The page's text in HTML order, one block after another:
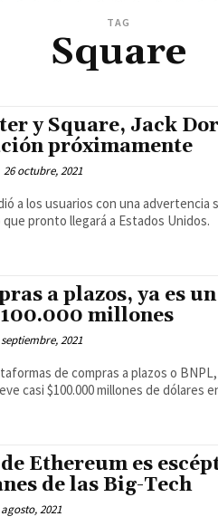
TAG
Square
y Square, Jack
próximamente
26 octubre, 2021
a los usuarios con una advertencia
pronto llegará a Estados Unidos.
a plazos, ya es un
millones
2021
de compras a plazos o
casi $100.000 millones de dólares
Ethereum es
de las Big-Tech
2021